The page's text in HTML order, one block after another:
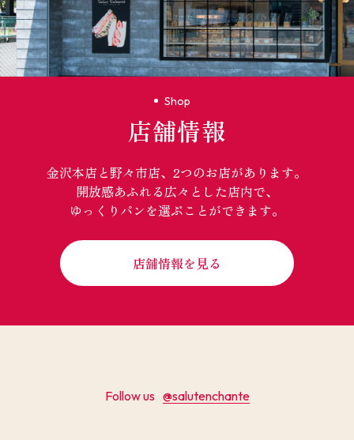
Shop
店舗情報
金沢本店と野々市店、2つのお店があります。
開放感あふれる広々とした店内で、
ゆっくりパンを選ぶことができます。
店舗情報を見る
Follow us @salutenchante